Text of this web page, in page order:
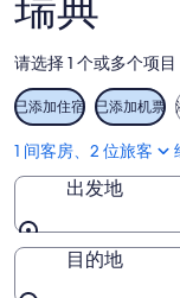
索德曼兰省
韦姆兰省
西博滕省
西诺尔兰省
西曼兰郡
请选择 1 个或多个项
已添加住宿 已添加机票
1 间客房、2 位旅客
出发地
出发地
目的地